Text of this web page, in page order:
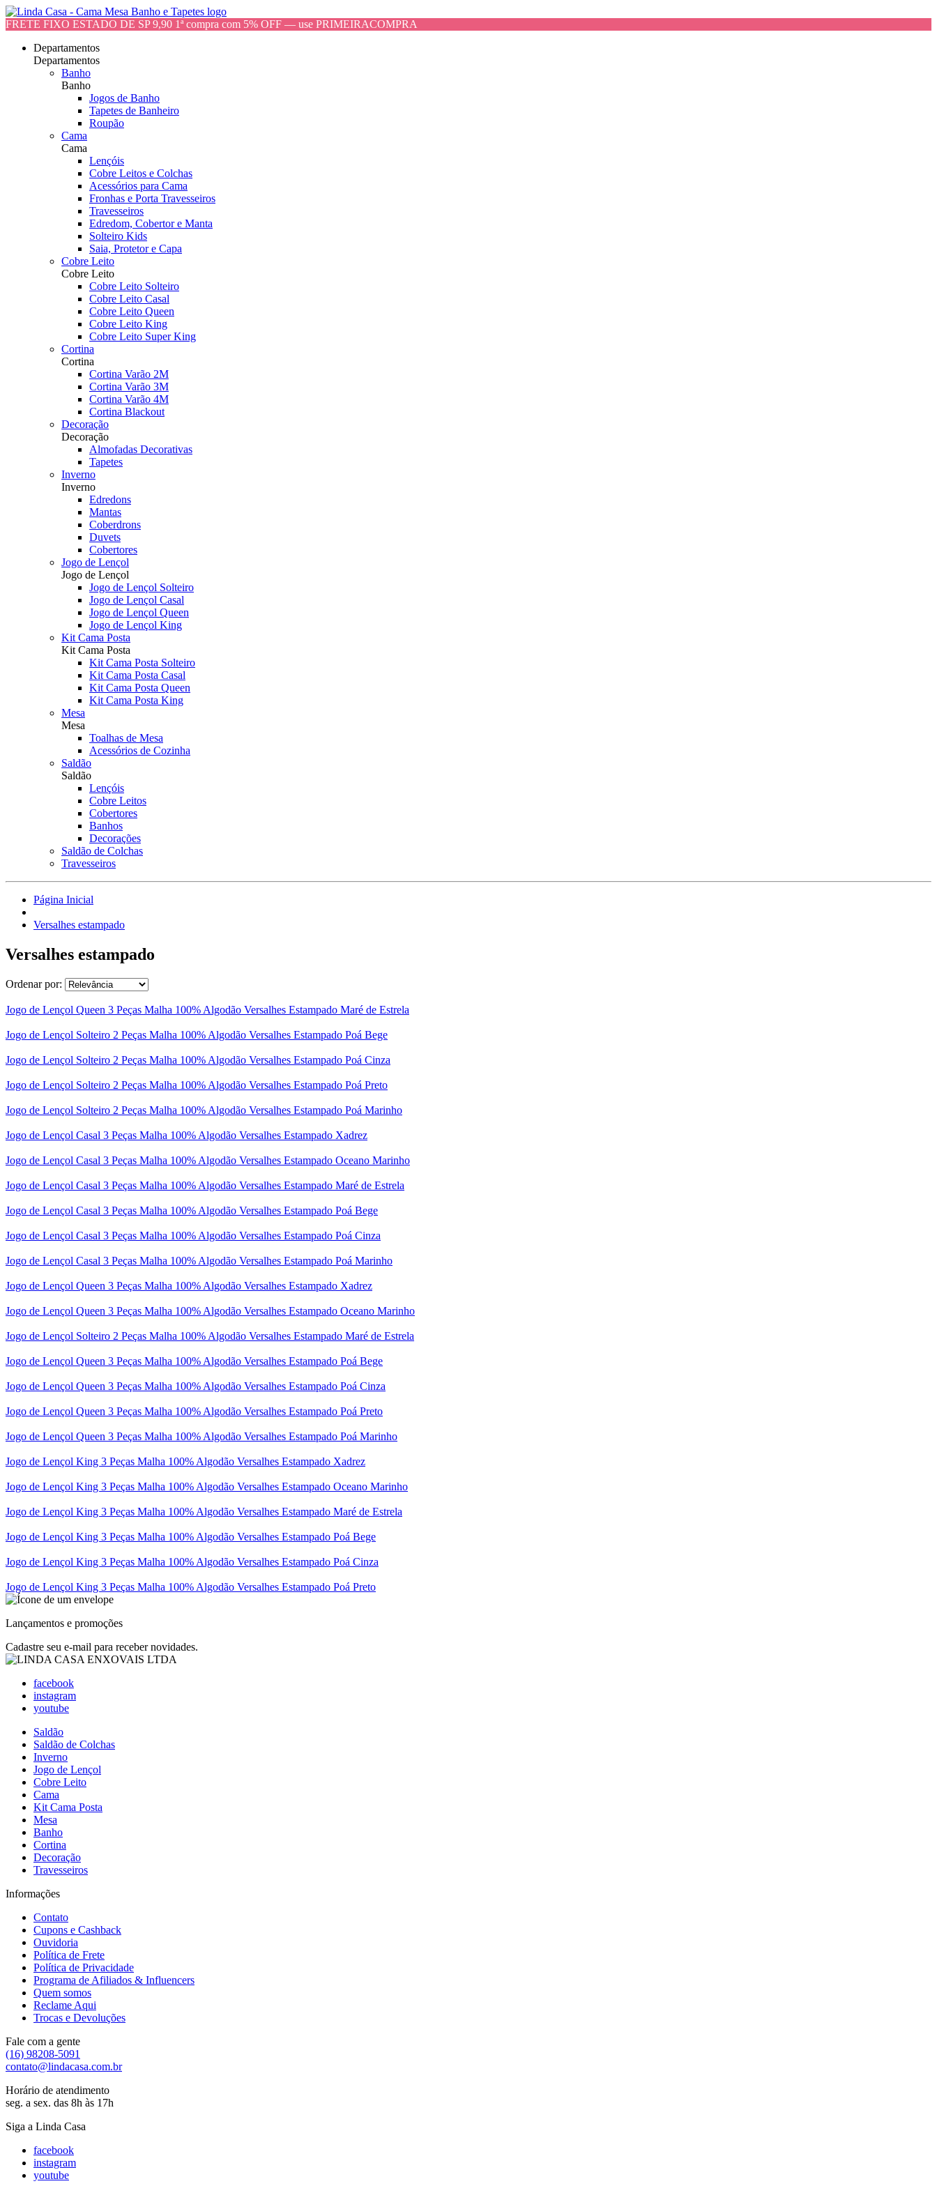
FRETE FIXO ESTADO DE SP 9,90 1ª compra com 5% OFF — use PRIMEIRACOMPRA
Departamentos
Departamentos
Banho
Banho
Jogos de Banho
Tapetes de Banheiro
Roupão
Cama
Cama
Lençóis
Cobre Leitos e Colchas
Acessórios para Cama
Fronhas e Porta Travesseiros
Travesseiros
Edredom, Cobertor e Manta
Solteiro Kids
Saia, Protetor e Capa
Cobre Leito
Cobre Leito
Cobre Leito Solteiro
Cobre Leito Casal
Cobre Leito Queen
Cobre Leito King
Cobre Leito Super King
Cortina
Cortina
Cortina Varão 2M
Cortina Varão 3M
Cortina Varão 4M
Cortina Blackout
Decoração
Decoração
Almofadas Decorativas
Tapetes
Inverno
Inverno
Edredons
Mantas
Coberdrons
Duvets
Cobertores
Jogo de Lençol
Jogo de Lençol
Jogo de Lençol Solteiro
Jogo de Lençol Casal
Jogo de Lençol Queen
Jogo de Lençol King
Kit Cama Posta
Kit Cama Posta
Kit Cama Posta Solteiro
Kit Cama Posta Casal
Kit Cama Posta Queen
Kit Cama Posta King
Mesa
Mesa
Toalhas de Mesa
Acessórios de Cozinha
Saldão
Saldão
Lençóis
Cobre Leitos
Cobertores
Banhos
Decorações
Saldão de Colchas
Travesseiros
Página Inicial
Versalhes estampado
Versalhes estampado
Ordenar por:
Jogo de Lençol Queen 3 Peças Malha 100% Algodão Versalhes Estampado Maré de Estrela
Jogo de Lençol Solteiro 2 Peças Malha 100% Algodão Versalhes Estampado Poá Bege
Jogo de Lençol Solteiro 2 Peças Malha 100% Algodão Versalhes Estampado Poá Cinza
Jogo de Lençol Solteiro 2 Peças Malha 100% Algodão Versalhes Estampado Poá Preto
Jogo de Lençol Solteiro 2 Peças Malha 100% Algodão Versalhes Estampado Poá Marinho
Jogo de Lençol Casal 3 Peças Malha 100% Algodão Versalhes Estampado Xadrez
Jogo de Lençol Casal 3 Peças Malha 100% Algodão Versalhes Estampado Oceano Marinho
Jogo de Lençol Casal 3 Peças Malha 100% Algodão Versalhes Estampado Maré de Estrela
Jogo de Lençol Casal 3 Peças Malha 100% Algodão Versalhes Estampado Poá Bege
Jogo de Lençol Casal 3 Peças Malha 100% Algodão Versalhes Estampado Poá Cinza
Jogo de Lençol Casal 3 Peças Malha 100% Algodão Versalhes Estampado Poá Marinho
Jogo de Lençol Queen 3 Peças Malha 100% Algodão Versalhes Estampado Xadrez
Jogo de Lençol Queen 3 Peças Malha 100% Algodão Versalhes Estampado Oceano Marinho
Jogo de Lençol Solteiro 2 Peças Malha 100% Algodão Versalhes Estampado Maré de Estrela
Jogo de Lençol Queen 3 Peças Malha 100% Algodão Versalhes Estampado Poá Bege
Jogo de Lençol Queen 3 Peças Malha 100% Algodão Versalhes Estampado Poá Cinza
Jogo de Lençol Queen 3 Peças Malha 100% Algodão Versalhes Estampado Poá Preto
Jogo de Lençol Queen 3 Peças Malha 100% Algodão Versalhes Estampado Poá Marinho
Jogo de Lençol King 3 Peças Malha 100% Algodão Versalhes Estampado Xadrez
Jogo de Lençol King 3 Peças Malha 100% Algodão Versalhes Estampado Oceano Marinho
Jogo de Lençol King 3 Peças Malha 100% Algodão Versalhes Estampado Maré de Estrela
Jogo de Lençol King 3 Peças Malha 100% Algodão Versalhes Estampado Poá Bege
Jogo de Lençol King 3 Peças Malha 100% Algodão Versalhes Estampado Poá Cinza
Jogo de Lençol King 3 Peças Malha 100% Algodão Versalhes Estampado Poá Preto
Lançamentos e promoções
Cadastre seu e-mail para receber novidades.
facebook
instagram
youtube
Saldão
Saldão de Colchas
Inverno
Jogo de Lençol
Cobre Leito
Cama
Kit Cama Posta
Mesa
Banho
Cortina
Decoração
Travesseiros
Informações
Contato
Cupons e Cashback
Ouvidoria
Política de Frete
Política de Privacidade
Programa de Afiliados & Influencers
Quem somos
Reclame Aqui
Trocas e Devoluções
Fale com a gente
(16) 98208-5091
contato@lindacasa.com.br
Horário de atendimento
seg. a sex. das 8h às 17h
Siga a Linda Casa
facebook
instagram
youtube